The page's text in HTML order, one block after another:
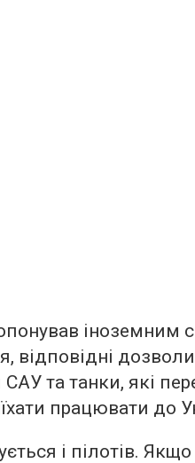
іноземним
відповідні
САУ та танки, які
працювати до
і пілотів.